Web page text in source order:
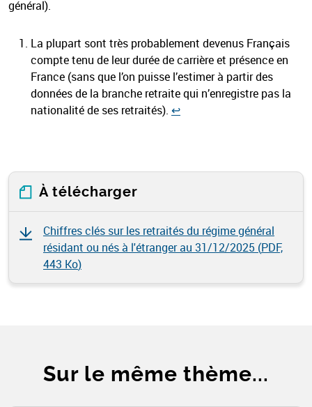
général).
La plupart sont très probablement devenus Français
compte tenu de leur durée de carrière et présence en
France (sans que l’on puisse l’estimer à partir des
données de la branche retraite qui n’enregistre pas la
nationalité de ses retraités). ↩︎
À télécharger
Chiffres clés sur les retraités du régime général
résidant ou nés à l'étranger au 31/12/2025 (PDF,
443 Ko)
Sur le même thème...